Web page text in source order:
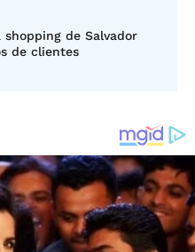
shopping de Salvador
de clientes